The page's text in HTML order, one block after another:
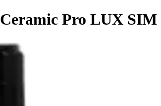
Ceramic Pro LUX SIM